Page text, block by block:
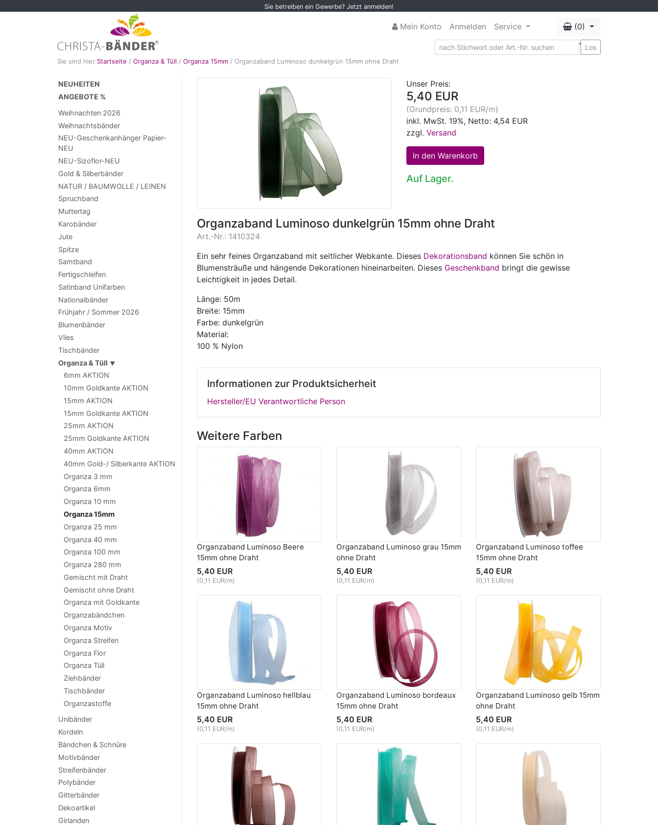
Sie betreiben ein Gewerbe? Jetzt anmelden!
Mein Konto Anmelden Service
(0)
' Los
Sie sind hier:Startseite / Organza & Tüll / Organza 15mm / Organzaband Luminoso dunkelgrün 15mm ohne Draht
NEUHEITEN
ANGEBOTE %
Weihnachten 2026
Weihnachtsbänder
NEU-Geschenkanhänger Papier-
NEU
NEU-Sizoflor-NEU
Gold & Silberbänder
NATUR / BAUMWOLLE / LEINEN
Spruchband
Muttertag
Karobänder
Jute
Spitze
Samtband
Fertigschleifen
Satinband Unifarben
Nationalbänder
Frühjahr / Sommer 2026
Blumenbänder
Vlies
Tischbänder
Organza & Tüll ▼
6mm AKTION
10mm Goldkante AKTION
15mm AKTION
15mm Goldkante AKTION
25mm AKTION
25mm Goldkante AKTION
40mm AKTION
40mm Gold-/ Silberkante AKTION
Organza 3 mm
Organza 6mm
Organza 10 mm
Organza 15mm
Organza 25 mm
Organza 40 mm
Organza 100 mm
Organza 280 mm
Gemischt mit Draht
Gemischt ohne Draht
Organza mit Goldkante
Organzabändchen
Organza Motiv
Organza Streifen
Organza Flor
Organza Tüll
Ziehbänder
Tischbänder
Organzastoffe
Unibänder
Kordeln
Bändchen & Schnüre
Motivbänder
Streifenbänder
Polybänder
Gitterbänder
Dekoartikel
Girlanden
Unser Preis:
5,40 EUR
(Grundpreis: 0,11 EUR/m)
inkl. MwSt. 19%, Netto: 4,54 EUR
zzgl. Versand
Auf Lager.
Organzaband Luminoso dunkelgrün 15mm ohne Draht
Art.-Nr.: 1410324
Ein sehr feines Organzaband mit seitlicher Webkante. Dieses Dekorationsband können Sie schön in
Blumensträuße und hängende Dekorationen hineinarbeiten. Dieses Geschenkband bringt die gewisse
Leichtigkeit in jedes Detail.
Länge: 50m
Breite: 15mm
Farbe: dunkelgrün
Material:
100 % Nylon
Informationen zur Produktsicherheit
Hersteller/EU Verantwortliche Person
Weitere Farben
Organzaband Luminoso Beere
15mm ohne Draht
5,40 EUR
(0,11 EUR/m)
Organzaband Luminoso grau 15mm
ohne Draht
5,40 EUR
(0,11 EUR/m)
Organzaband Luminoso toffee
15mm ohne Draht
5,40 EUR
(0,11 EUR/m)
Organzaband Luminoso hellblau
15mm ohne Draht
5,40 EUR
(0,11 EUR/m)
Organzaband Luminoso bordeaux
15mm ohne Draht
5,40 EUR
(0,11 EUR/m)
Organzaband Luminoso gelb 15mm
ohne Draht
5,40 EUR
(0,11 EUR/m)